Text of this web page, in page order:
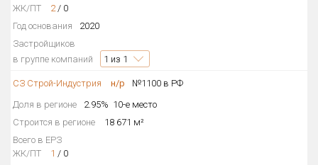
ЖК/ПТ 2/ 0
Год основания
2020
Застройщиков
в группе компаний
1 из 1
СЗ Строй-Индустрия н/р
№1100 в РФ
Доля в регионе
2.95% 10-е место
Строится в регионе
18 671 м²
Всего в ЕРЗ
ЖК/ПТ
1 / 0